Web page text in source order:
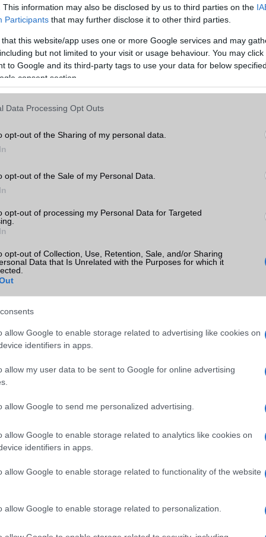
This information may also be disclosed by us to third parties on the
Participants that may further disclose it to other third parties.
that this website/app uses one or more Google services and may
but not limited to your visit or usage behaviour. You may
to Google and its third-party tags to use your data for below
consent section.
Data Processing Opt Outs
opt-out of the Sharing of my personal data.
opt-out of the Sale of my Personal Data.
opt-out of processing my Personal Data for Targeted
opt-out of Collection, Use, Retention, Sale, and/or Sharing
Data that Is Unrelated with the Purposes for which it
allow Google to enable storage related to advertising like cookies on
identifiers in apps.
allow my user data to be sent to Google for online advertising
allow Google to send me personalized advertising.
allow Google to enable storage related to analytics like cookies on
identifiers in apps.
allow Google to enable storage related to functionality of the website
allow Google to enable storage related to personalization.
Pro
Pro
GPRS Nincs
WAP 5HTML
MMS Nincs
Infraport
Bluetooth
Wi-Fi (alap)g/b
Blackberry Nincs
GPS nincs
Push to Talk
AKKUMULÁTOR
Beszélgetési idő h /
Java Nincs